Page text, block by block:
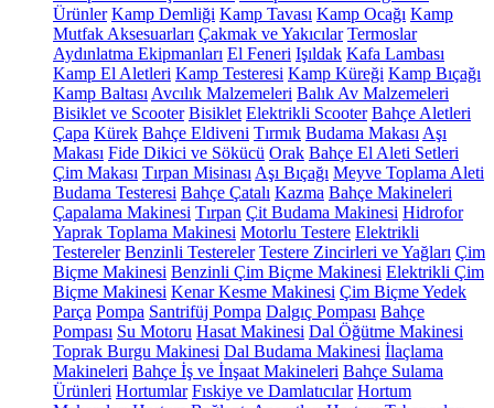
Ürünler Kamp Demliği Kamp Tavası Kamp Ocağı Kamp
Mutfak Aksesuarları Çakmak ve Yakıcılar Termoslar
Aydınlatma Ekipmanları El Feneri Işıldak Kafa Lambası
Kamp El Aletleri Kamp Testeresi Kamp Küreği Kamp Bıçağı
Kamp Baltası Avcılık Malzemeleri Balık Av Malzemeleri
Bisiklet ve Scooter Bisiklet Elektrikli Scooter Bahçe Aletleri
Çapa Kürek Bahçe Eldiveni Tırmık Budama Makası Aşı
Makası Fide Dikici ve Sökücü Orak Bahçe El Aleti Setleri
Çim Makası Tırpan Misinası Aşı Bıçağı Meyve Toplama Aleti
Budama Testeresi Bahçe Çatalı Kazma Bahçe Makineleri
Çapalama Makinesi Tırpan Çit Budama Makinesi Hidrofor
Yaprak Toplama Makinesi Motorlu Testere Elektrikli
Testereler Benzinli Testereler Testere Zincirleri ve Yağları Çim
Biçme Makinesi Benzinli Çim Biçme Makinesi Elektrikli Çim
Biçme Makinesi Kenar Kesme Makinesi Çim Biçme Yedek
Parça Pompa Santrifüj Pompa Dalgıç Pompası Bahçe
Pompası Su Motoru Hasat Makinesi Dal Öğütme Makinesi
Toprak Burgu Makinesi Dal Budama Makinesi İlaçlama
Makineleri Bahçe İş ve İnşaat Makineleri Bahçe Sulama
Ürünleri Hortumlar Fıskiye ve Damlatıcılar Hortum